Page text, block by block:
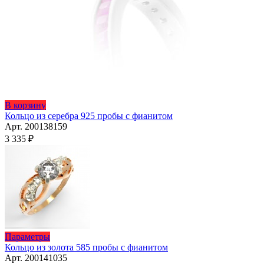
В корзинуЭтот
товар
имеет
Опции
можно
выбрать
на
странице
товара.
Кольцо из серебра 925 пробы с фианитом
Арт. 200138159
3 335 ₽
ПараметрыЭтот
товар
имеет
Кольцо из золота 585 пробы с фианитом
Арт. 200141035